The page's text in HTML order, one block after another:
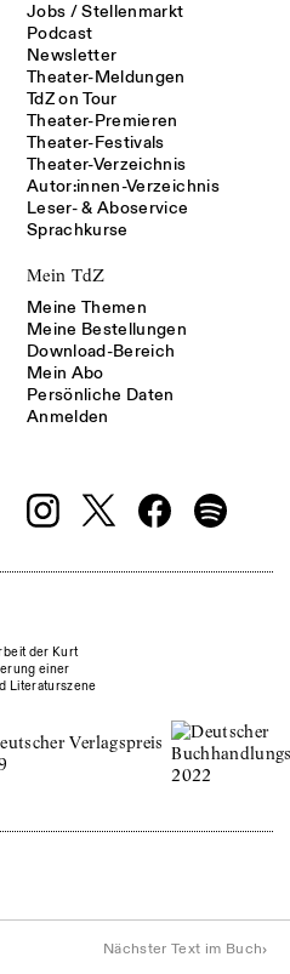
Nächster Text im Buch›
Jobs / Stellenmarkt
Podcast
Newsletter
Theater-Meldungen
TdZ on Tour
Theater-Premieren
Theater-Festivals
Theater-Verzeichnis
Autor:innen-Verzeichnis
Leser- & Aboservice
Sprachkurse
Mein TdZ
Meine Themen
Meine Bestellungen
Download-Bereich
Mein Abo
Persönliche Daten
Anmelden
der Kurt
einer
Literaturszene